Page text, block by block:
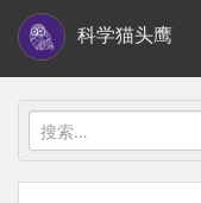
i
科学猫头鹰
搜
索：